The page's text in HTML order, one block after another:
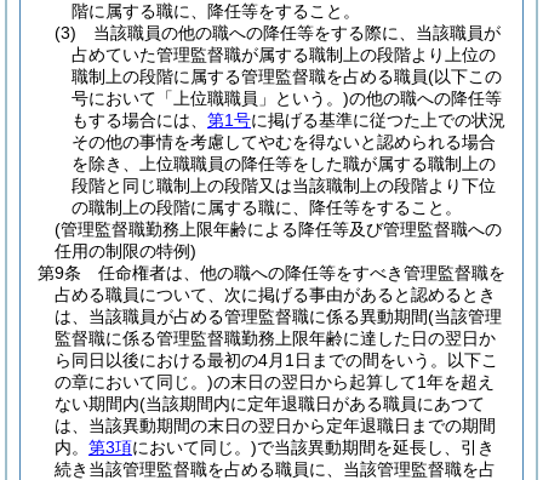
階に属する職に、降任等をすること。
(3)
当該職員の他の職への降任等をする際に、当該職員が
占めていた管理監督職が属する職制上の段階より上位の
職制上の段階に属する管理監督職を占める職員(以下この
号において「上位職職員」という。)の他の職への降任等
もする場合には、 第1号に掲げる基準に従つた上での状況
その他の事情を考慮してやむを得ないと認められる場合
を除き、上位職職員の降任等をした職が属する職制上の
段階と同じ職制上の段階又は当該職制上の段階より下位
の職制上の段階に属する職に、降任等をすること。
(管理監督職勤務上限年齢による降任等及び管理監督職への
任用の制限の特例)
第9条
任命権者は、他の職への降任等をすべき管理監督職を
占める職員について、次に掲げる事由があると認めるとき
は、当該職員が占める管理監督職に係る異動期間(当該管理
監督職に係る管理監督職勤務上限年齢に達した日の翌日か
ら同日以後における最初の4月1日までの間をいう。以下こ
の章において同じ。)の末日の翌日から起算して1年を超え
ない期間内(当該期間内に定年退職日がある職員にあつて
は、当該異動期間の末日の翌日から定年退職日までの期間
内。 第3項において同じ。)で当該異動期間を延長し、引き
続き当該管理監督職を占める職員に、当該管理監督職を占